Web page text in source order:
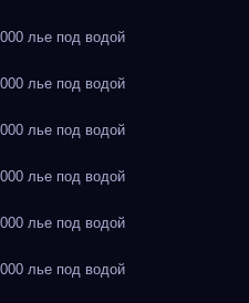
лье под водой
лье под водой
лье под водой
лье под водой
лье под водой
лье под водой